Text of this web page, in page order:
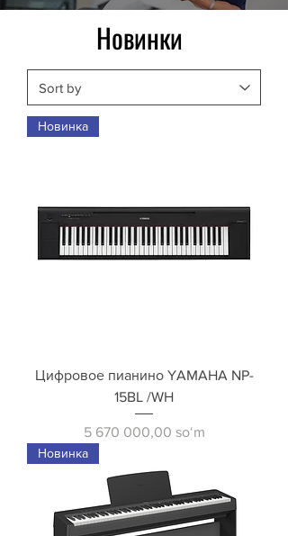
Новинка
Цифровое пианино YAMAHA NP-
15BL /WH
Price
5 670 000,00 soʻm
Новинка
Новинки